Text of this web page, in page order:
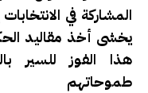
المشاركة في
يخشى أخذ مقاليد
هذا الفوز للسير
طموحاتهم